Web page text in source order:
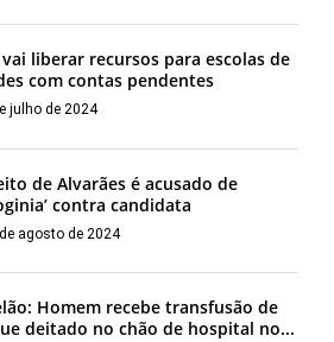
vai liberar recursos para escolas de
com contas pendentes
julho de 2024
de Alvarães é acusado de
contra candidata
agosto de 2024
Homem recebe transfusão de
deitado no chão de hospital no...